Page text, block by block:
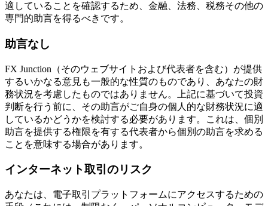
適していることを確認するため、金融、法務、税務その他の
専門的助言を得るべきです。
助言なし
FX Junction（そのウェブサイトおよび代表者を含む）が提供
するいかなる意見も一般的な性質のものであり、あなたの財
務状況を考慮したものではありません。上記に基づいて投資
判断を行う前に、その助言がご自身の個人的な財務状況に適
しているかどうかを検討する必要があります。これは、個別
助言を提供する権限を有する代表者から個別の助言を求める
ことを意味する場合があります。
インターネット取引のリスク
あなたは、電子取引プラットフォームにアクセスするための